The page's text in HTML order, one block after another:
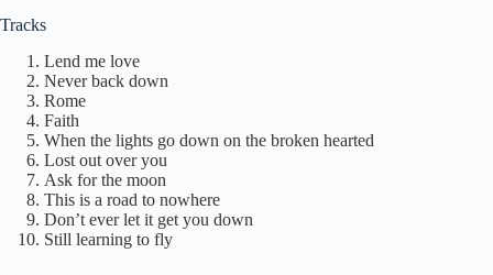
Tracks
Lend me love
Never back down
Rome
Faith
When the lights go down on the broken hearted
Lost out over you
Ask for the moon
This is a road to nowhere
Don’t ever let it get you down
Still learning to fly